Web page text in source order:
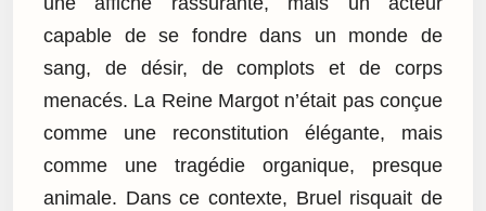
capable de se fondre dans un monde de
sang, de désir, de complots et de corps
menacés. La Reine Margot n’était pas conçue
comme une reconstitution élégante, mais
comme une tragédie organique, presque
animale. Dans ce contexte, Bruel risquait de